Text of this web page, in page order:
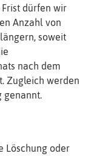
Frist dürfen wir
Anzahl von
soweit
nach dem
Zugleich werden
genannt.
Löschung oder